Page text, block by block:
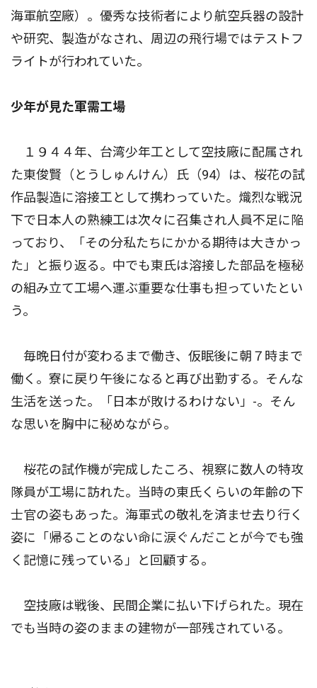
海軍航空廠）。優秀な技術者により航空兵器の設計
や研究、製造がなされ、周辺の飛行場ではテストフ
ライトが行われていた。
少年が見た軍需工場
１９４４年、台湾少年工として空技廠に配属され
た東俊賢（とうしゅんけん）氏（94）は、桜花の試
作品製造に溶接工として携わっていた。熾烈な戦況
下で日本人の熟練工は次々に召集され人員不足に陥
っており、「その分私たちにかかる期待は大きかっ
た」と振り返る。中でも東氏は溶接した部品を極秘
の組み立て工場へ運ぶ重要な仕事も担っていたとい
う。
毎晩日付が変わるまで働き、仮眠後に朝７時まで
働く。寮に戻り午後になると再び出勤する。そんな
生活を送った。「日本が敗けるわけない」-。そん
な思いを胸中に秘めながら。
桜花の試作機が完成したころ、視察に数人の特攻
隊員が工場に訪れた。当時の東氏くらいの年齢の下
士官の姿もあった。海軍式の敬礼を済ませ去り行く
姿に「帰ることのない命に涙ぐんだことが今でも強
く記憶に残っている」と回顧する。
空技廠は戦後、民間企業に払い下げられた。現在
でも当時の姿のままの建物が一部残されている。